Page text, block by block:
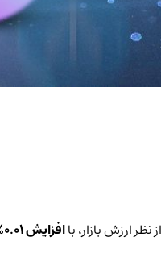
ارزش بازار، باافزایش 0.01%